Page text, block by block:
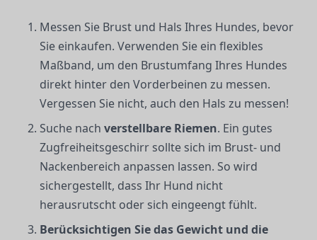
Messen Sie Brust und Hals Ihres Hundes, bevor
Sie einkaufen. Verwenden Sie ein flexibles
Maßband, um den Brustumfang Ihres Hundes
direkt hinter den Vorderbeinen zu messen.
Vergessen Sie nicht, auch den Hals zu messen!
Suche nach verstellbare Riemen. Ein gutes
Zugfreiheitsgeschirr sollte sich im Brust- und
Nackenbereich anpassen lassen. So wird
sichergestellt, dass Ihr Hund nicht
herausrutscht oder sich eingeengt fühlt.
Berücksichtigen Sie das Gewicht und die